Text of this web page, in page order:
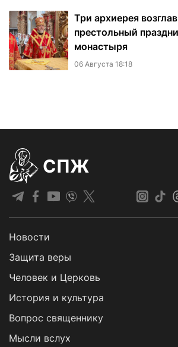
Три архиерея
престольный
монастыря
06 Августа 18:18
СПЖ
Новости
Защита веры
Человек и Церковь
История и культура
Вопрос священнику
Мысли вслух